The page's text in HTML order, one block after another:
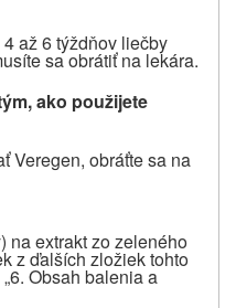
až 6 týždňov liečby
sa obrátiť na lekára.
ako použijete
Veregen, obráťte sa na
na extrakt zo zeleného
z ďalších zložiek tohto
Obsah balenia a